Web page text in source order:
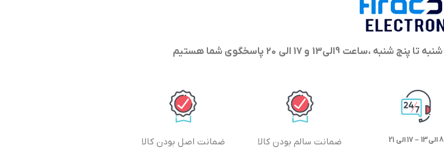
شنبه تا پنج شنبه ،ساعت 9الی13 و 17 الی 20 پاسخگوی شما هستیم
8 الی13 – 17 الی 21 ضمانت سالم بودن کالا ضمانت اصل بودن کالا